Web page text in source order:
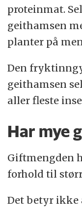
proteinmat.
geithamsen
planter på
Den
geithamsen
aller fleste
Har mye
Giftmengden
forhold til
Det betyr ikke